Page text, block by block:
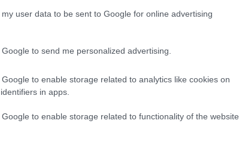
user data to be sent to Google for online advertising
to send me personalized advertising.
to enable storage related to analytics like cookies on
in apps.
to enable storage related to functionality of the website
arra kötelezte a Nemzeti Kongresszust,